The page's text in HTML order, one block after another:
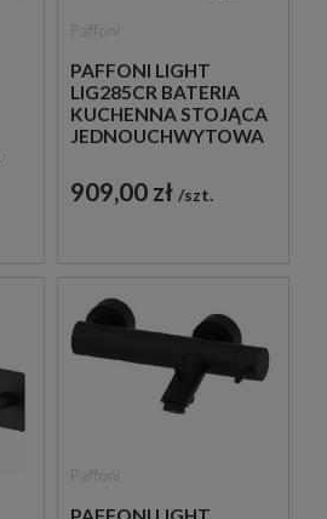
PAFFONI LIGHT
LIG285CR BATERIA
KUCHENNA STOJĄCA
JEDNOUCHWYTOWA
909,00 zł szt.